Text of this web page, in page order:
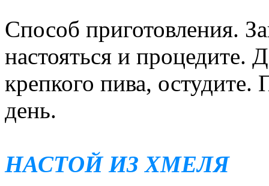
Способ приготовления.
настояться и процедите.
крепкого пива, остудите.
день.
НАСТОЙ ИЗ ХМЕЛЯ